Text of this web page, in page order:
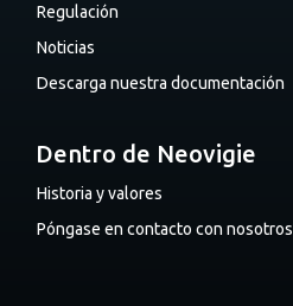
Regulación
Noticias
Descarga nuestra documentación
Dentro de Neovigie
Historia y valores
Póngase en contacto con nosotros